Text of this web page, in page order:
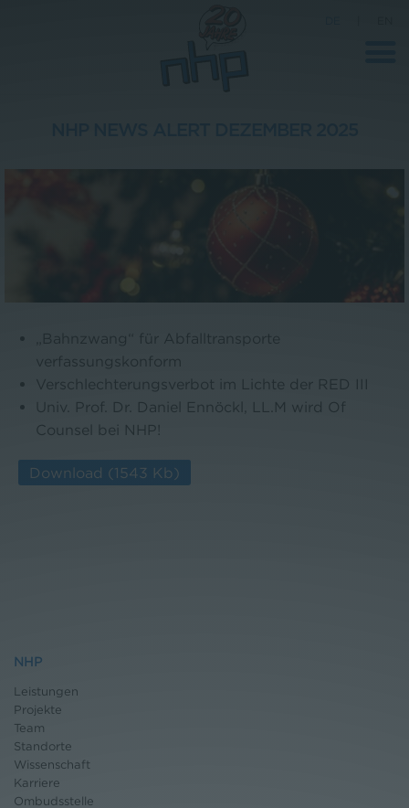
Pressebereich
Kontakt
„Bahnzwang“ für Abfalltransporte
verfassungskonform
Verschlechterungsverbot im Lichte der RED III
Univ. Prof. Dr. Daniel Ennöckl, LL.M wird Of
Counsel bei NHP!
Download (1543 Kb)
NHP
Leistungen
Projekte
Team
Standorte
Wissenschaft
Karriere
Ombudsstelle